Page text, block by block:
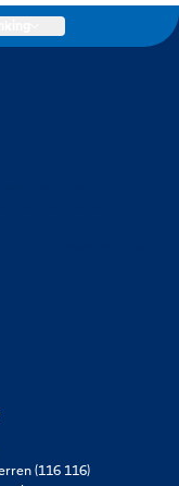
(116 116)